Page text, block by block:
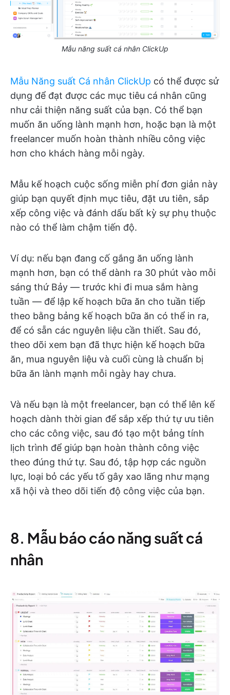
Mẫu năng suất cá nhân ClickUp
Mẫu Năng suất Cá nhân ClickUp có thể được sử
dụng để đạt được các mục tiêu cá nhân cũng
như cải thiện năng suất của bạn. Có thể bạn
muốn ăn uống lành mạnh hơn, hoặc bạn là một
freelancer muốn hoàn thành nhiều công việc
hơn cho khách hàng mỗi ngày.
Mẫu kế hoạch cuộc sống miễn phí đơn giản này
giúp bạn quyết định mục tiêu, đặt ưu tiên, sắp
xếp công việc và đánh dấu bất kỳ sự phụ thuộc
nào có thể làm chậm tiến độ.
Ví dụ: nếu bạn đang cố gắng ăn uống lành
mạnh hơn, bạn có thể dành ra 30 phút vào mỗi
sáng thứ Bảy — trước khi đi mua sắm hàng
tuần — để lập kế hoạch bữa ăn cho tuần tiếp
theo bằng bảng kế hoạch bữa ăn có thể in ra,
để có sẵn các nguyên liệu cần thiết. Sau đó,
theo dõi xem bạn đã thực hiện kế hoạch bữa
ăn, mua nguyên liệu và cuối cùng là chuẩn bị
bữa ăn lành mạnh mỗi ngày hay chưa.
Và nếu bạn là một freelancer, bạn có thể lên kế
hoạch dành thời gian để sắp xếp thứ tự ưu tiên
cho các công việc, sau đó tạo một bảng tính
lịch trình để giúp bạn hoàn thành công việc
theo đúng thứ tự. Sau đó, tập hợp các nguồn
lực, loại bỏ các yếu tố gây xao lãng như mạng
xã hội và theo dõi tiến độ công việc của bạn.
8. Mẫu báo cáo năng suất cá
nhân